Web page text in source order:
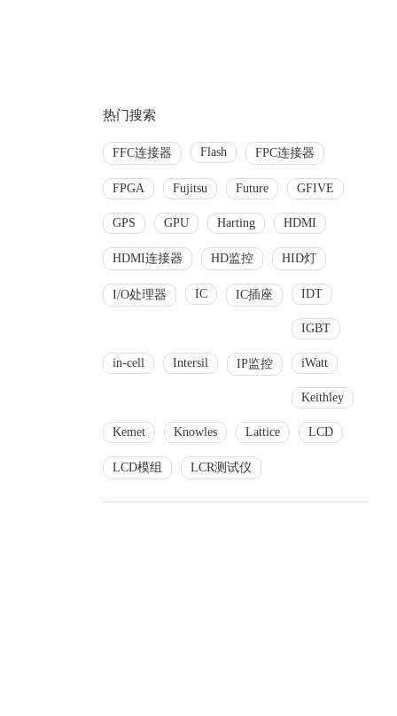
热门搜索
FFC连接器 Flash FPC连接器
FPGA Fujitsu Future GFIVE
GPS GPU Harting HDMI
HDMI连接器 HD监控 HID灯
I/O处理器 IC IC插座 IDT
IGBT
in-cell Intersil IP监控 iWatt
Keithley
Kemet Knowles Lattice LCD
LCD模组 LCR测试仪